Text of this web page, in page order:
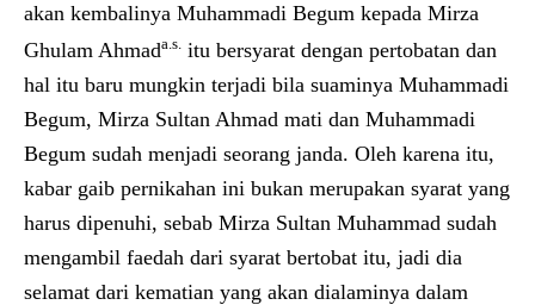
akan kembalinya Muhammadi Begum kepada Mirza
Ghulam Ahmada.s. itu bersyarat dengan pertobatan dan
hal itu baru mungkin terjadi bila suaminya Muhammadi
Begum, Mirza Sultan Ahmad mati dan Muhammadi
Begum sudah menjadi seorang janda. Oleh karena itu,
kabar gaib pernikahan ini bukan merupakan syarat yang
harus dipenuhi, sebab Mirza Sultan Muhammad sudah
mengambil faedah dari syarat bertobat itu, jadi dia
selamat dari kematian yang akan dialaminya dalam